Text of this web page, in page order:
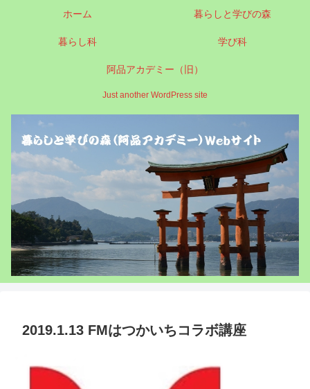
Just another WordPress site
ホーム 暮らしと学びの森
暮らし科 学び科
阿品アカデミー（旧）
2019.1.13 FMはつかいちコラボ講座